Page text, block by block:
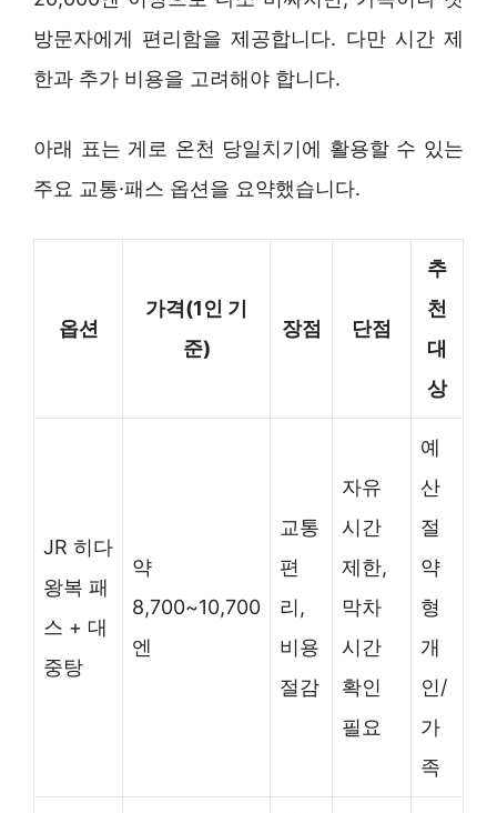
방문자에게 편리함을 제공합니다. 다만 시간 제
한과 추가 비용을 고려해야 합니다.
아래 표는 게로 온천 당일치기에 활용할 수 있는
주요 교통·패스 옵션을 요약했습니다.
옵션
가격(1인 기
준)
장점 단점
추
천
대
상
JR 히다
왕복 패
스 + 대
중탕
약
8,700~10,700
엔
교통
편
리,
비용
절감
자유
시간
제한,
막차
시간
확인
필요
예
산
절
약
형
개
인/
가
족